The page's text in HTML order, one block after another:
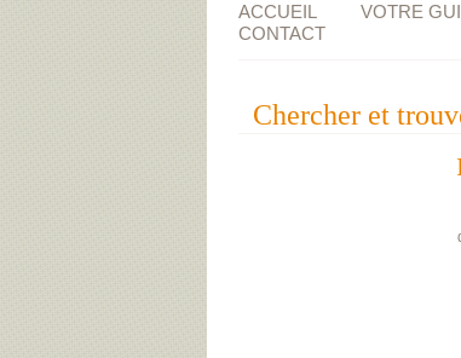
ACCUEIL VOTRE
CONTACT
Chercher et